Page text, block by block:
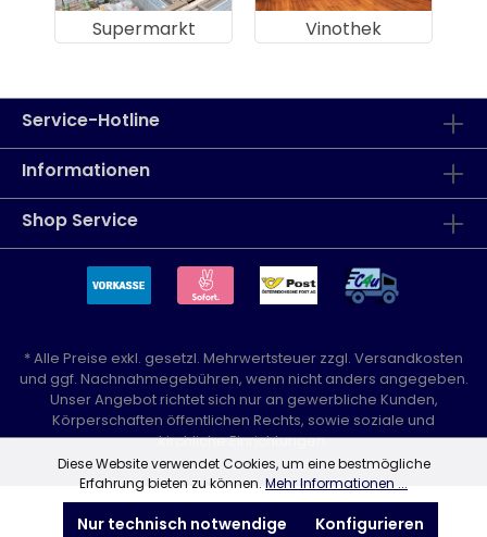
Supermarkt Vinothek
Service-Hotline
Informationen
Shop Service
* Alle Preise exkl. gesetzl. Mehrwertsteuer zzgl. Versandkosten
und ggf. Nachnahmegebühren, wenn nicht anders angegeben.
Unser Angebot richtet sich nur an gewerbliche Kunden,
Körperschaften öffentlichen Rechts, sowie soziale und
kirchliche Einrichtungen.
Diese Website verwendet Cookies, um eine bestmögliche
Erfahrung bieten zu können. Mehr Informationen ...
Nur technisch notwendige Konfigurieren